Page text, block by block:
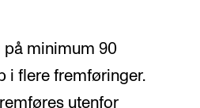
på minimum 90
i flere fremføringer.
utenfor